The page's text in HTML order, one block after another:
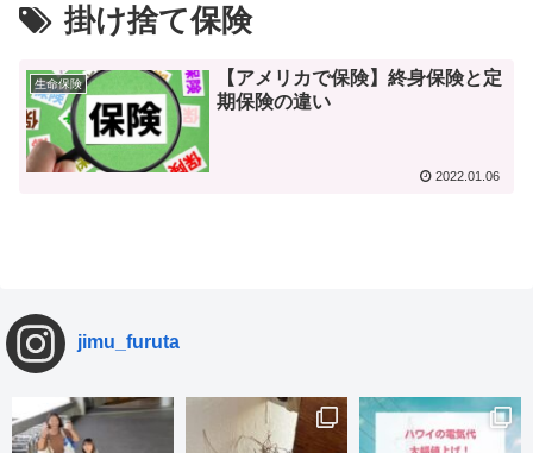
掛け捨て保険
生命保険
【アメリカで保険】終身保険と定
期保険の違い
2022.01.06
jimu_furuta